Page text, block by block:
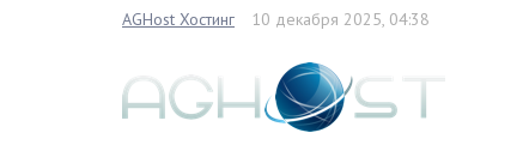
AGHost Хостинг 10 декабря 2025, 04:38